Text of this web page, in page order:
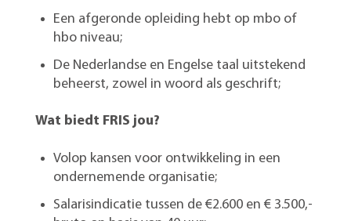
Een afgeronde opleiding hebt op mbo of
hbo niveau;
De Nederlandse en Engelse taal uitstekend
beheerst, zowel in woord als geschrift;
Wat biedt FRIS jou?
Volop kansen voor ontwikkeling in een
ondernemende organisatie;
Salarisindicatie tussen de €2.600 en € 3.500,-